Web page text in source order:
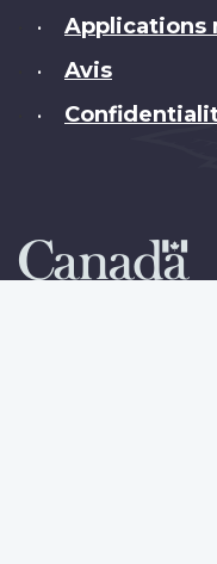
• Applications
• Avis
•